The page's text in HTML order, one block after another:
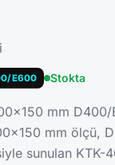
E600 Stokta
mm
mm ölçü,
sunulan KTK-